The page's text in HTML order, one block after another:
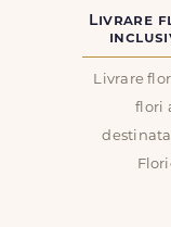
Livrare
Livrare
flori